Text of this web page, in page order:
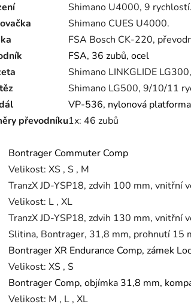
Shimano U4000, 9 rychlostí.
Shimano CUES U4000.
FSA Bosch CK-220,
FSA, 36 zubů, ocel
Shimano LINKGLIDE
Shimano LG500, 9/10/11
VP-536, nylonová platforma
převodníku1x: 46 zubů
Bontrager Commuter Comp
Velikost: XS , S , M
TranzX JD-YSP18, zdvih 100 mm, vnitřní
Velikost: L , XL
TranzX JD-YSP18, zdvih 130 mm, vnitřní
Slitina, Bontrager, 31,8 mm, prohnutí 15
Bontrager XR Endurance Comp, zámek
Velikost: XS , S
Bontrager Comp, objímka 31,8 mm,
Velikost: M , L , XL